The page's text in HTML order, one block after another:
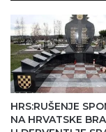
HRS:RUŠENJE
NA HRVATSKE